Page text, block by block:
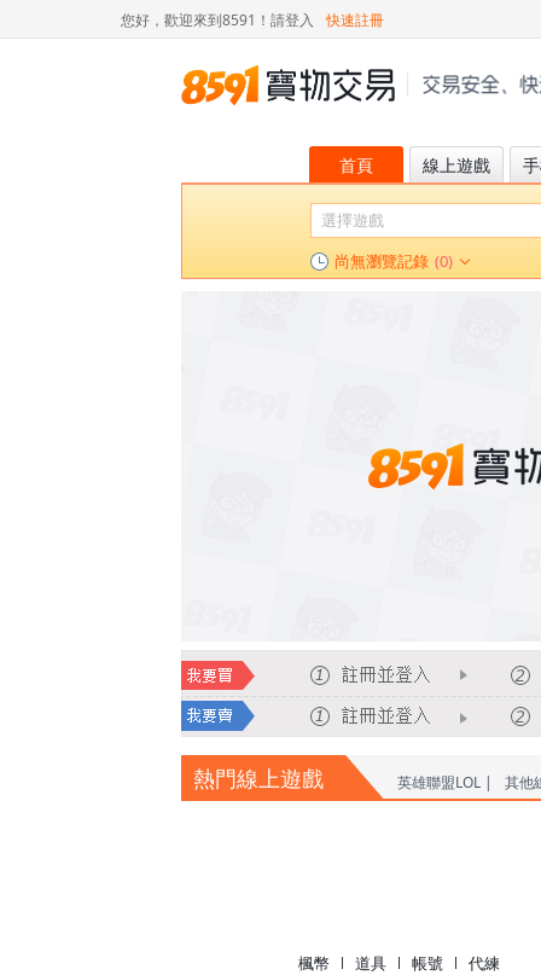
您好，歡迎來到8591！ 請登入 快速註冊
首頁 線上遊戲
尚無瀏覽記錄 (0)
熱門線上遊戲 英雄聯盟LOL | 其他
楓幣 道具 帳號 代練